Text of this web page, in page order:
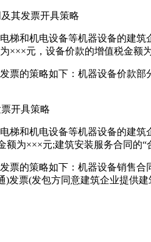
其发票开具策略
和机电设备等机器设备的建筑
×××元，设备价款的增值税金额
的策略如下：机器设备价款部
开具策略
和机电设备等机器设备的建筑
额为×××元;建筑安装服务合同的
的策略如下：机器设备销售合
)发票(发包方同意建筑企业提供